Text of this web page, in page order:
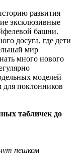
развития
эксклюзивные
башни.
досуга, где дети
мир
много нового
моделей
для поклонников
табличек до
пешком